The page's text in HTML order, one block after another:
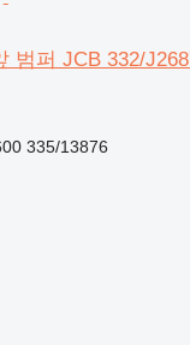
범퍼 JCB 332/
335/13876